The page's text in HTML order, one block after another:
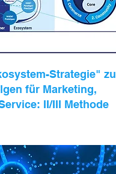
Strategie" zu
für Marketing,
II/III Methode